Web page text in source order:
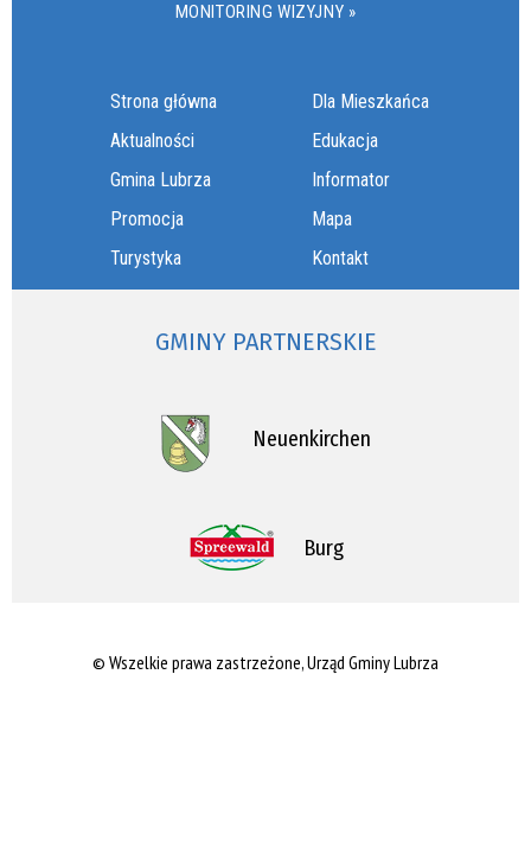
MONITORING WIZYJNY »
Strona główna
Aktualności
Gmina Lubrza
Promocja
Turystyka
Dla Mieszkańca
Edukacja
Informator
Mapa
Kontakt
GMINY PARTNERSKIE
Neuenkirchen
Burg
© Wszelkie prawa zastrzeżone, Urząd Gminy Lubrza